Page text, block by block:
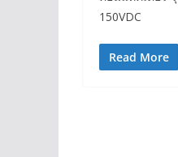
150VDC
Read More